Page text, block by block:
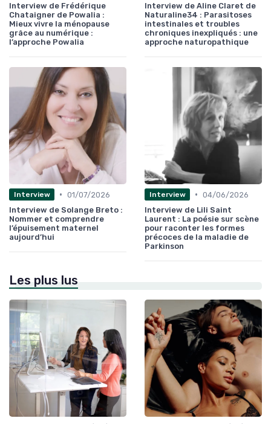
Interview de Frédérique
Chataigner de Powalia :
Mieux vivre la ménopause
grâce au numérique :
l’approche Powalia
Interview de Aline Claret de
Naturaline34 : Parasitoses
intestinales et troubles
chroniques inexpliqués : une
approche naturopathique
Interview • 01/07/2026
Interview de Solange Breto :
Nommer et comprendre
l’épuisement maternel
aujourd’hui
Interview • 04/06/2026
Interview de Lili Saint
Laurent : La poésie sur scène
pour raconter les formes
précoces de la maladie de
Parkinson
Les plus lus